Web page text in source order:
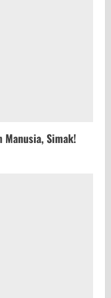
Manusia, Simak!